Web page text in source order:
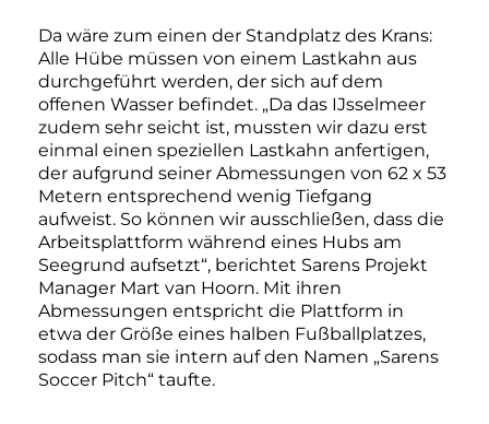
Da wäre zum einen der Standplatz des Krans:
Alle Hübe müssen von einem Lastkahn aus
durchgeführt werden, der sich auf dem
offenen Wasser befindet. „Da das IJsselmeer
zudem sehr seicht ist, mussten wir dazu erst
einmal einen speziellen Lastkahn anfertigen,
der aufgrund seiner Abmessungen von 62 x 53
Metern entsprechend wenig Tiefgang
aufweist. So können wir ausschließen, dass die
Arbeitsplattform während eines Hubs am
Seegrund aufsetzt“, berichtet Sarens Projekt
Manager Mart van Hoorn. Mit ihren
Abmessungen entspricht die Plattform in
etwa der Größe eines halben Fußballplatzes,
sodass man sie intern auf den Namen „Sarens
Soccer Pitch“ taufte.